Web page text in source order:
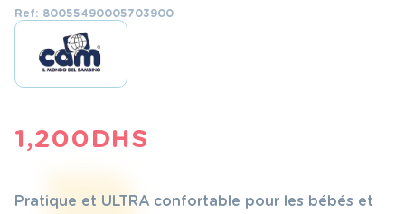
Ref: 80055490005703900
1,200DHS
Pratique et ULTRA confortable pour les bébés et